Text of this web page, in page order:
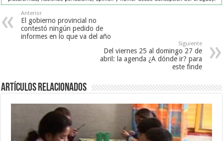
Anterior
El gobierno provincial no
contestó ningún pedido de
informes en lo que va del año
Siguiente
Del viernes 25 al domingo 27 de
abril: la agenda ¿A dónde ir? para
este finde
Artículos Relacionados